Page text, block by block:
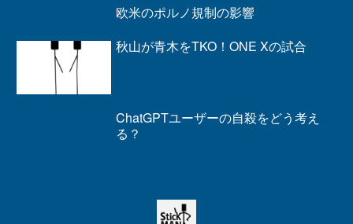
欧米のポルノ規制の影響
秋山が青木をTKO！ONE Xの試合
ChatGPTユーザーの自殺をどう考え
る？